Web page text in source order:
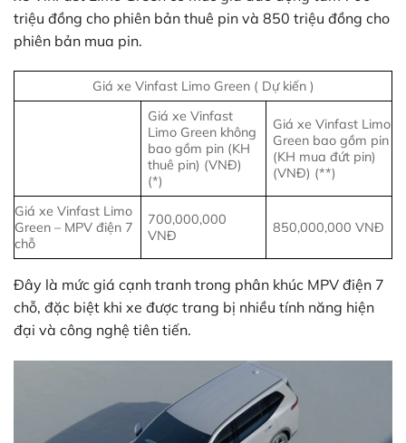
triệu đồng cho phiên bản thuê pin và 850 triệu đồng cho
phiên bản mua pin.
Giá xe Vinfast Limo Green ( Dự kiến )
Giá xe Vinfast
Limo Green không
bao gồm pin (KH
thuê pin) (VNĐ)
(*)
Giá xe Vinfast Limo
Green bao gồm pin
(KH mua đứt pin)
(VNĐ) (**)
Giá xe Vinfast Limo
Green – MPV điện 7
chỗ
700,000,000
VNĐ
850,000,000 VNĐ
Đây là mức giá cạnh tranh trong phân khúc MPV điện 7
chỗ, đặc biệt khi xe được trang bị nhiều tính năng hiện
đại và công nghệ tiên tiến.